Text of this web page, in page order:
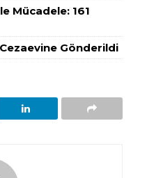
Mücadele: 161
Gönderildi